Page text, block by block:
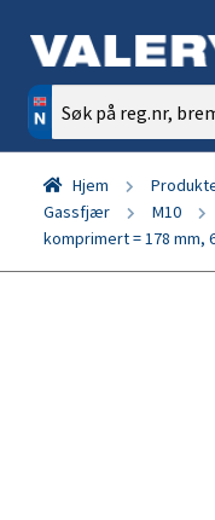
Søk
etter:
Hjem
Gassfjær
M10
komprimert = 178 mm,